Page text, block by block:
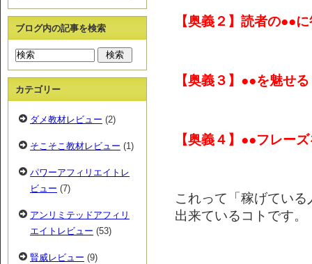
【奥義２】読者の●●
【奥義３】●●を魅せる
【奥義４】●●フレー
これって「稼げている
出来ているコトです。
ブログ内の記事を検索
カテゴリー
ダメ教材レビュー (2)
そこそこ教材レビュー (1)
パワーアフィリエイトレ
ビュー (7)
アンリミテッドアフィリ
エイトレビュー (53)
賢威レビュー (9)